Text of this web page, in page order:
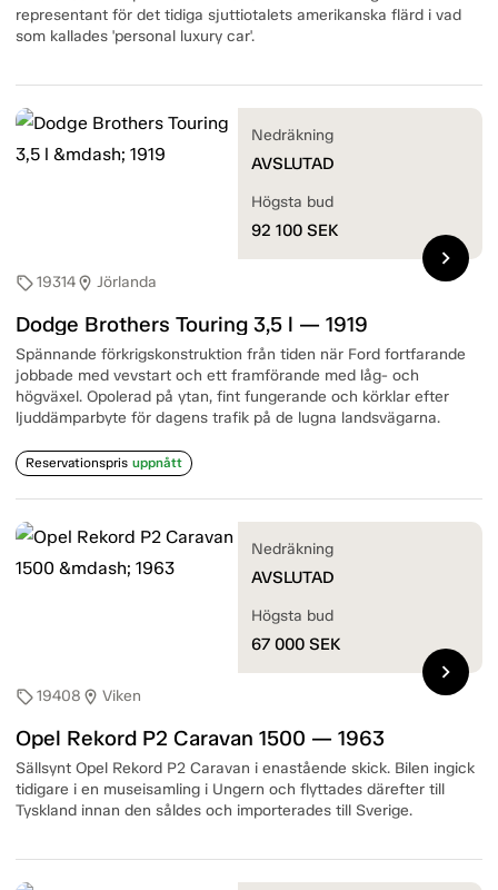
representant för det tidiga sjuttiotalets amerikanska flärd i vad
som kallades 'personal luxury car'.
sell19314location_on Jörlanda
Dodge Brothers Touring 3,5 l — 1919
Spännande förkrigskonstruktion från tiden när Ford fortfarande
jobbade med vevstart och ett framförande med låg- och
högväxel. Opolerad på ytan, fint fungerande och körklar efter
ljuddämparbyte för dagens trafik på de lugna landsvägarna.
Reservationspris uppnått
Nedräkning
AVSLUTAD
Högsta bud
92 100 SEK
chevron_right
sell19408 location_on Viken
Opel Rekord P2 Caravan 1500 — 1963
Sällsynt Opel Rekord P2 Caravan i enastående skick. Bilen ingick
tidigare i en museisamling i Ungern och flyttades därefter till
Tyskland innan den såldes och importerades till Sverige.
Nedräkning
AVSLUTAD
Högsta bud
67 000 SEK
chevron_right